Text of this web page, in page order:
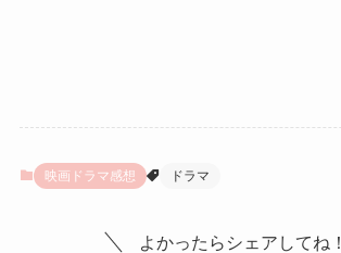
映画ドラマ感想 ドラマ
よかったらシェアしてね！